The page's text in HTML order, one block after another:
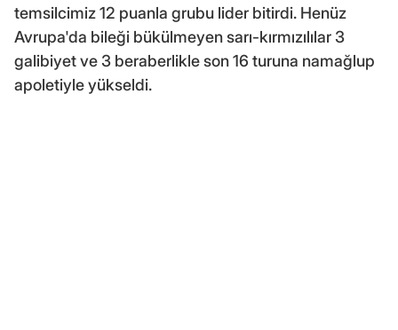
temsilcimiz 12 puanla grubu lider bitirdi. Henüz
Avrupa'da bileği bükülmeyen sarı-kırmızılılar 3
galibiyet ve 3 beraberlikle son 16 turuna namağlup
apoletiyle yükseldi.